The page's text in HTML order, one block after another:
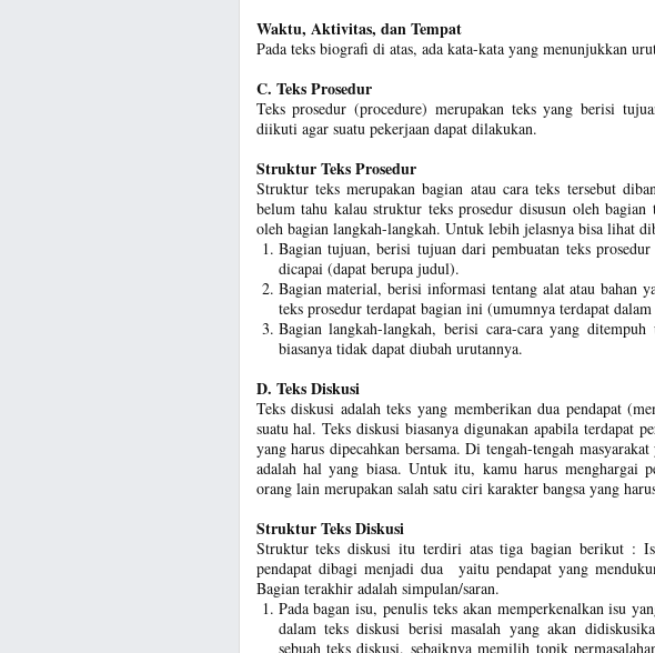
Waktu, Aktivitas, dan Tempat
Pada teks biografi di atas, ada kata-kata yang menunjukkan
C. Teks Prosedur
Teks prosedur (procedure) merupakan teks yang berisi
diikuti agar suatu pekerjaan dapat dilakukan.
Struktur Teks Prosedur
Struktur teks merupakan bagian atau cara teks tersebut
belum tahu kalau struktur teks prosedur disusun oleh
oleh bagian langkah-langkah. Untuk lebih jelasnya bisa lihat
Bagian tujuan, berisi tujuan dari pembuatan teks
dicapai (dapat berupa judul).
Bagian material, berisi informasi tentang alat atau bahan
teks prosedur terdapat bagian ini (umumnya terdapat dalam
Bagian langkah-langkah, berisi cara-cara yang
biasanya tidak dapat diubah urutannya.
D. Teks Diskusi
Teks diskusi adalah teks yang memberikan dua pendapat
suatu hal. Teks diskusi biasanya digunakan apabila terdapat
yang harus dipecahkan bersama. Di tengah-tengah
adalah hal yang biasa. Untuk itu, kamu harus menghargai
orang lain merupakan salah satu ciri karakter bangsa yang
Struktur Teks Diskusi
Struktur teks diskusi itu terdiri atas tiga bagian berikut :
pendapat dibagi menjadi dua yaitu pendapat yang
Bagian terakhir adalah simpulan/saran.
Pada bagan isu, penulis teks akan memperkenalkan isu
dalam teks diskusi berisi masalah yang akan
sebuah teks diskusi, sebaiknya memilih topik